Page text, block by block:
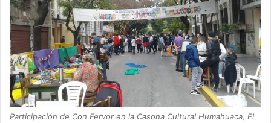
Participación de Con Fervor en la Casona Cultural Humahuaca, El